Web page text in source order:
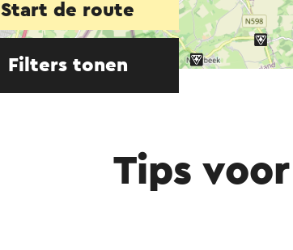
Start de route
Filters tonen
Tips